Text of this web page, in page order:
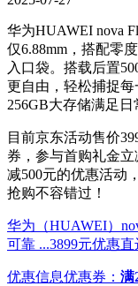
华为HUAWEI nova
仅6.88mm，搭配零
入口袋。搭载后置
更自由，轻松捕捉每
256GB大存储满足日
目前京东活动售价
券，参与首购礼金
减500元的优惠活动
抢购不容错过！
华为（HUAWEI）
可靠 ...3899元优惠直
优惠信息优惠券： 满